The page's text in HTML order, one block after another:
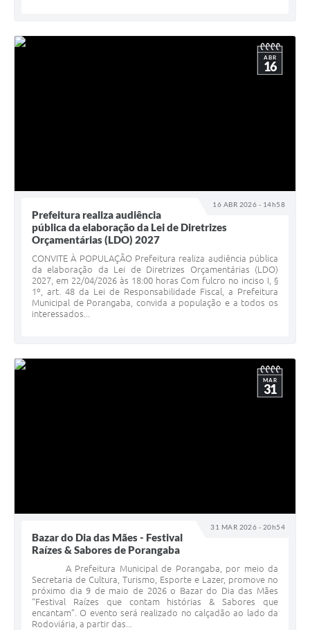
16 ABR 2026 - 14h58
ABR
16
Prefeitura realiza audiência
pública da elaboração da Lei de Diretrizes
Orçamentárias (LDO) 2027
CONVITE À POPULAÇÃO Prefeitura realiza audiência pública
da elaboração da Lei de Diretrizes Orçamentárias (LDO)
2027, em 22/04/2026 às 18:00 horas Com fulcro no inciso I, §
1º, art. 48 da Lei de Responsabilidade Fiscal, a Prefeitura
Municipal de Porangaba, convida a população e a todos os
interessados...
31 MAR 2026 - 20h54
MAR
31
Bazar do Dia das Mães - Festival
Raízes & Sabores de Porangaba
A Prefeitura Municipal de Porangaba, por meio da
Secretaria de Cultura, Turismo, Esporte e Lazer, promove no
próximo dia 9 de maio de 2026 o Bazar do Dia das Mães
“Festival Raízes que contam histórias & Sabores que
encantam”. O evento será realizado no calçadão ao lado da
Rodoviária, a partir das...